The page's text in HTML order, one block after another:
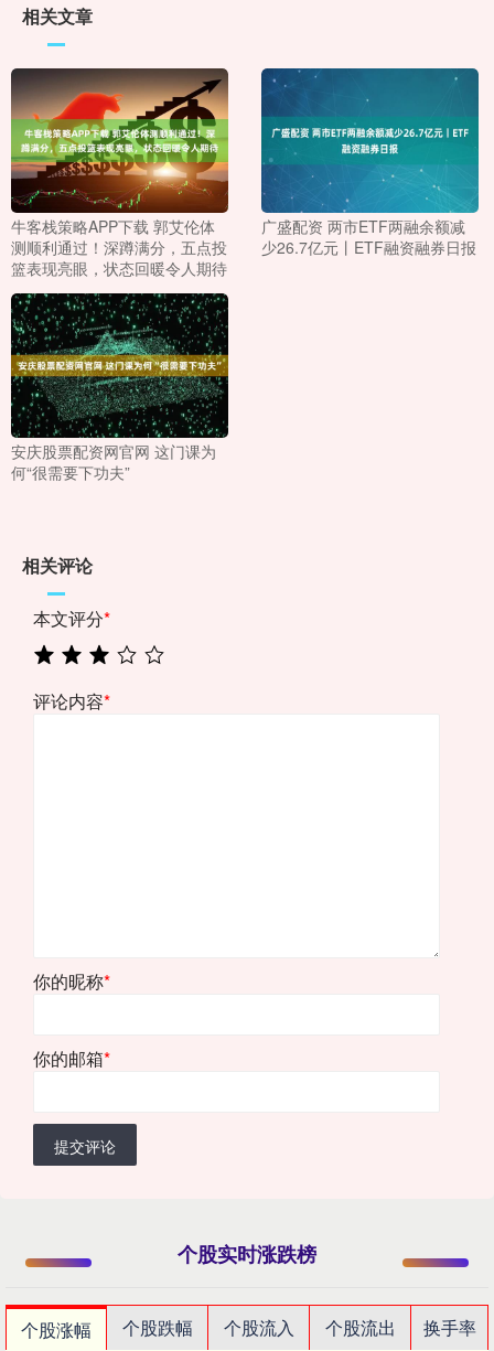
相关文章
牛客栈策略APP下载 郭艾伦体
测顺利通过！深蹲满分，五点投
篮表现亮眼，状态回暖令人期待
广盛配资 两市ETF两融余额减
少26.7亿元丨ETF融资融券日报
安庆股票配资网官网 这门课为
何“很需要下功夫”
相关评论
本文评分*
评论内容*
你的昵称*
你的邮箱*
提交评论
个股实时涨跌榜
个股涨幅 个股跌幅 个股流入 个股流出
换手率